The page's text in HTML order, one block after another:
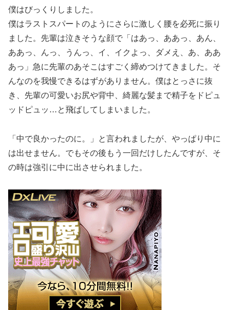
僕はびっくりしました。
僕はラストスパートのようにさらに激しく腰を必死に振り
ました。先輩は泣きそうな顔で「はあっ、ああっ、あん、
ああっ、んっ、うんっ、イ、イクよっ、ダメえ、あ、ああ
あっ」急に先輩のあそこはすごく締めつけてきました。そ
んなのを我慢できるはずがありません。僕はとっさに抜
き、先輩の可愛いお尻や背中、綺麗な髪まで精子をドピュ
ッドピュッ…と飛ばしてしまいました。
「中で良かったのに。」と言われましたが、やっぱり中に
は出せません。でもその後もう一回だけしたんですが、そ
の時は強引に中に出させられました。